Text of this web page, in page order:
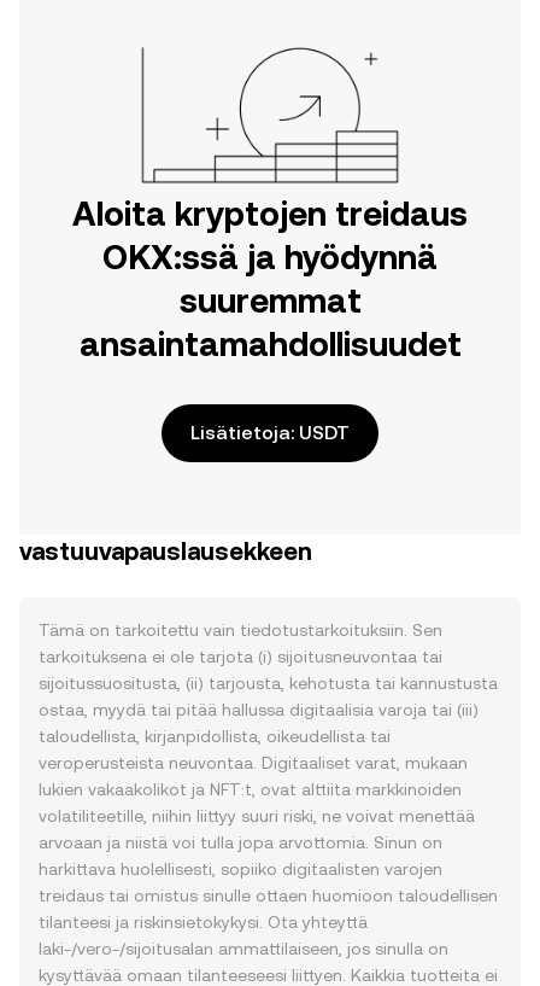
Aloita kryptojen treidaus
OKX:ssä ja hyödynnä
suuremmat
ansaintamahdollisuudet
Lisätietoja: USDT
vastuuvapauslausekkeen
Tämä on tarkoitettu vain tiedotustarkoituksiin. Sen
tarkoituksena ei ole tarjota (i) sijoitusneuvontaa tai
sijoitussuositusta, (ii) tarjousta, kehotusta tai kannustusta
ostaa, myydä tai pitää hallussa digitaalisia varoja tai (iii)
taloudellista, kirjanpidollista, oikeudellista tai
veroperusteista neuvontaa. Digitaaliset varat, mukaan
lukien vakaakolikot ja NFT:t, ovat alttiita markkinoiden
volatiliteetille, niihin liittyy suuri riski, ne voivat menettää
arvoaan ja niistä voi tulla jopa arvottomia. Sinun on
harkittava huolellisesti, sopiiko digitaalisten varojen
treidaus tai omistus sinulle ottaen huomioon taloudellisen
tilanteesi ja riskinsietokykysi. Ota yhteyttä
laki-/vero-/sijoitusalan ammattilaiseen, jos sinulla on
kysyttävää omaan tilanteeseesi liittyen. Kaikkia tuotteita ei